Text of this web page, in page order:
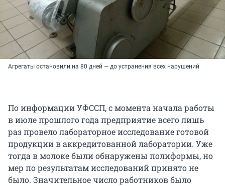
Агрегаты остановили на 80 дней — до устранения всех нарушений
По информации УФССП, с момента начала работы
в июле прошлого года предприятие всего лишь
раз провело лабораторное исследование готовой
продукции в аккредитованной лаборатории. Уже
тогда в молоке были обнаружены полиформы, но
мер по результатам исследований принято не
было. Значительное число работников было